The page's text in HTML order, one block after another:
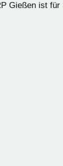
Gießen ist für